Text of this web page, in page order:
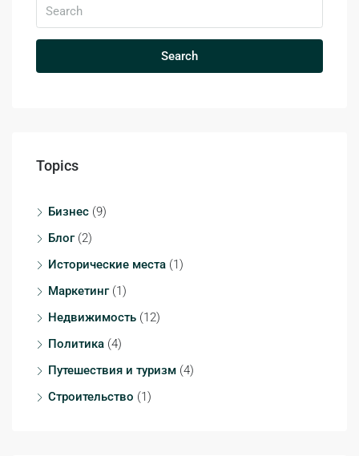
Search
Topics
Бизнес (9)
Блог(2)
Исторические места (1)
Маркетинг(1)
Недвижимость (12)
Политика (4)
Путешествия и туризм (4)
Строительство (1)